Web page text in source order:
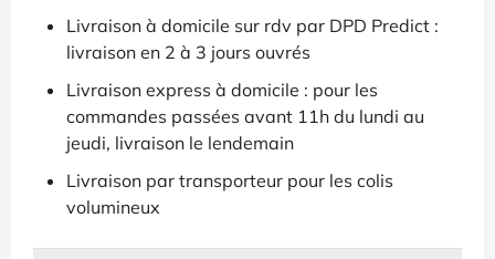
Livraison à domicile sur rdv par DPD Predict :
livraison en 2 à 3 jours ouvrés
Livraison express à domicile : pour les
commandes passées avant 11h du lundi au
jeudi, livraison le lendemain
Livraison par transporteur pour les colis
volumineux